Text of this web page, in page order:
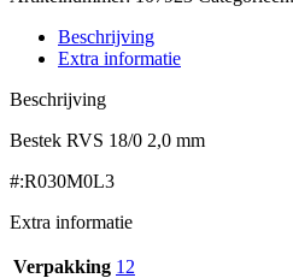
Beschrijving
Extra informatie
Beschrijving
Bestek RVS 18/0 2,0 mm
#:R030M0L3
Extra informatie
Verpakking 12